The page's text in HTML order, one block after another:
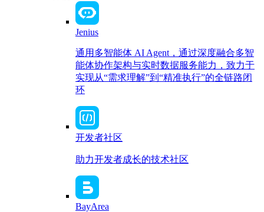
Jenius
通用多智能体 AI Agent，通过深度融合多智
能体协作架构与实时数据服务能力，致力于
实现从“需求理解”到“精准执行”的全链路闭
环
开发者社区
助力开发者成长的技术社区
BayArea